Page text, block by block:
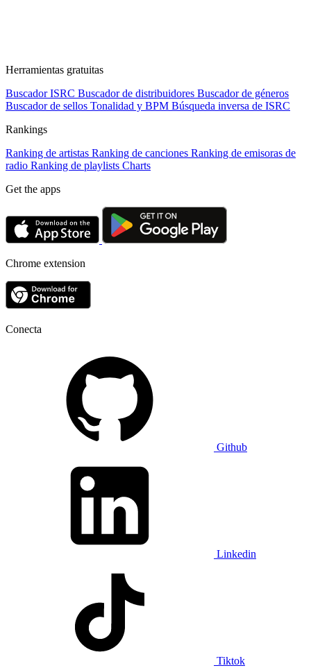
Herramientas gratuitas
Buscador ISRC Buscador de distribuidores Buscador de géneros
Buscador de sellos Tonalidad y BPM Búsqueda inversa de ISRC
Rankings
Ranking de artistas Ranking de canciones Ranking de emisoras de
radio Ranking de playlists Charts
Get the apps
Chrome extension
Conecta
Github
Linkedin
Tiktok